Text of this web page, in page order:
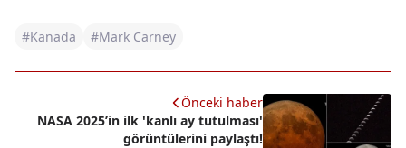
#Kanada #Mark Carney
Önceki haber
NASA 2025’in ilk 'kanlı ay tutulması'
görüntülerini paylaştı!